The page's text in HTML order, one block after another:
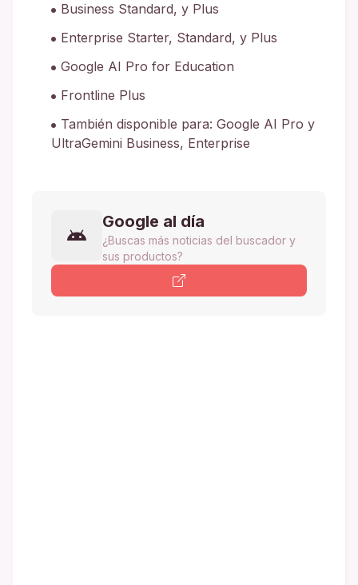
Business Standard, y Plus
Enterprise Starter, Standard, y Plus
Google AI Pro for Education
Frontline Plus
También disponible para: Google AI Pro y
UltraGemini Business, Enterprise
Google al día
¿Buscas más noticias del buscador y
sus productos?